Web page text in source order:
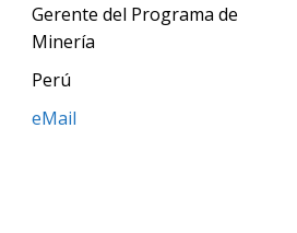
Gerente del Programa de
Minería
Perú
eMail